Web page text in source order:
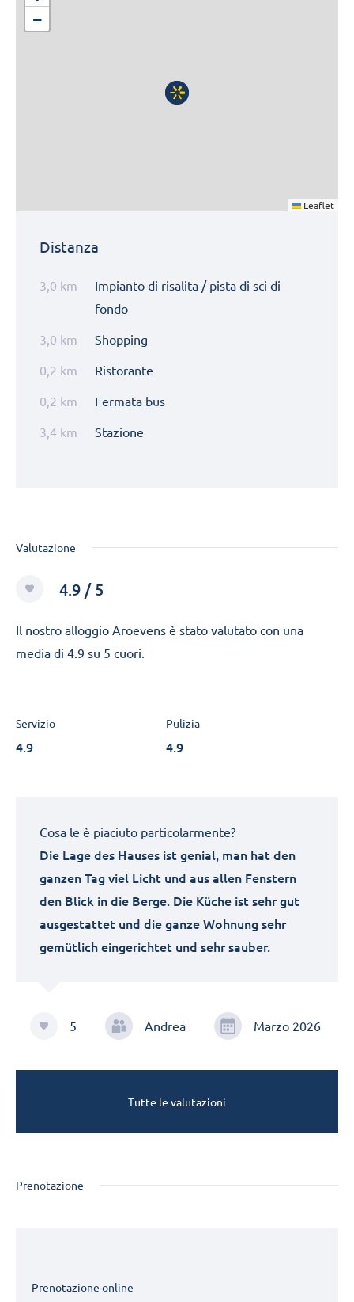
−
Leaflet
Distanza
Impianto di risalita / pista di sci di
fondo
3,0 km
Shopping
3,0 km
Ristorante
0,2 km
Fermata bus
0,2 km
Stazione
3,4 km
Valutazione
4.9 / 5
Il nostro alloggio Aroevens è stato valutato con una
media di 4.9 su 5 cuori.
Servizio
4.9
Pulizia
4.9
Cosa le è piaciuto particolarmente?
Die Lage des Hauses ist genial, man hat den
ganzen Tag viel Licht und aus allen Fenstern
den Blick in die Berge. Die Küche ist sehr gut
ausgestattet und die ganze Wohnung sehr
gemütlich eingerichtet und sehr sauber.
5 Andrea Marzo 2026
Tutte le valutazioni
Prenotazione
Prenotazione online